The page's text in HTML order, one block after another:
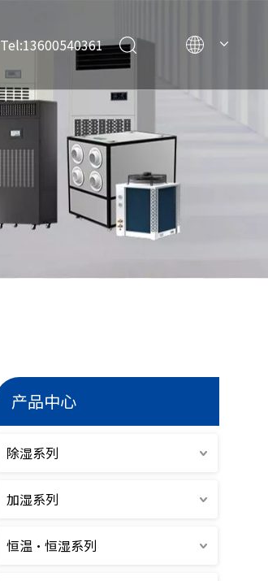
Tel:13600540361
产品中心
除湿系列
加湿系列
恒温·恒湿系列